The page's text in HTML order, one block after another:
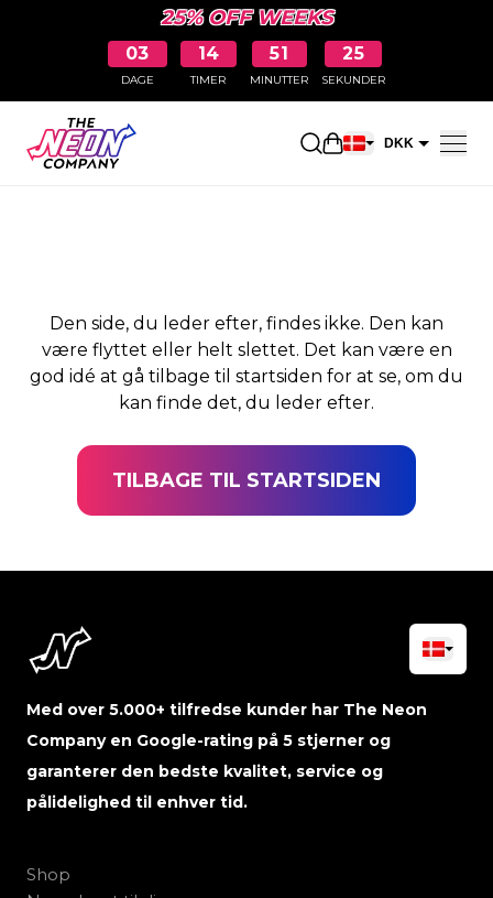
25% OFF WEEKS
03
DAGE
14
TIMER
51
MINUTTER
25
SEKUNDER
Åbn DKK
SIDEN BLEV IKKE
Den side, du leder efter, findes ikke. Den kan
være flyttet eller helt slettet. Det kan være en
god idé at gå tilbage til startsiden for at se, om du
kan finde det, du leder efter.
TILBAGE TIL STARTSIDEN
Med over 5.000+ tilfredse kunder har The Neon
Company en Google-rating på 5 stjerner og
garanterer den bedste kvalitet, service og
pålidelighed til enhver tid.
Shop